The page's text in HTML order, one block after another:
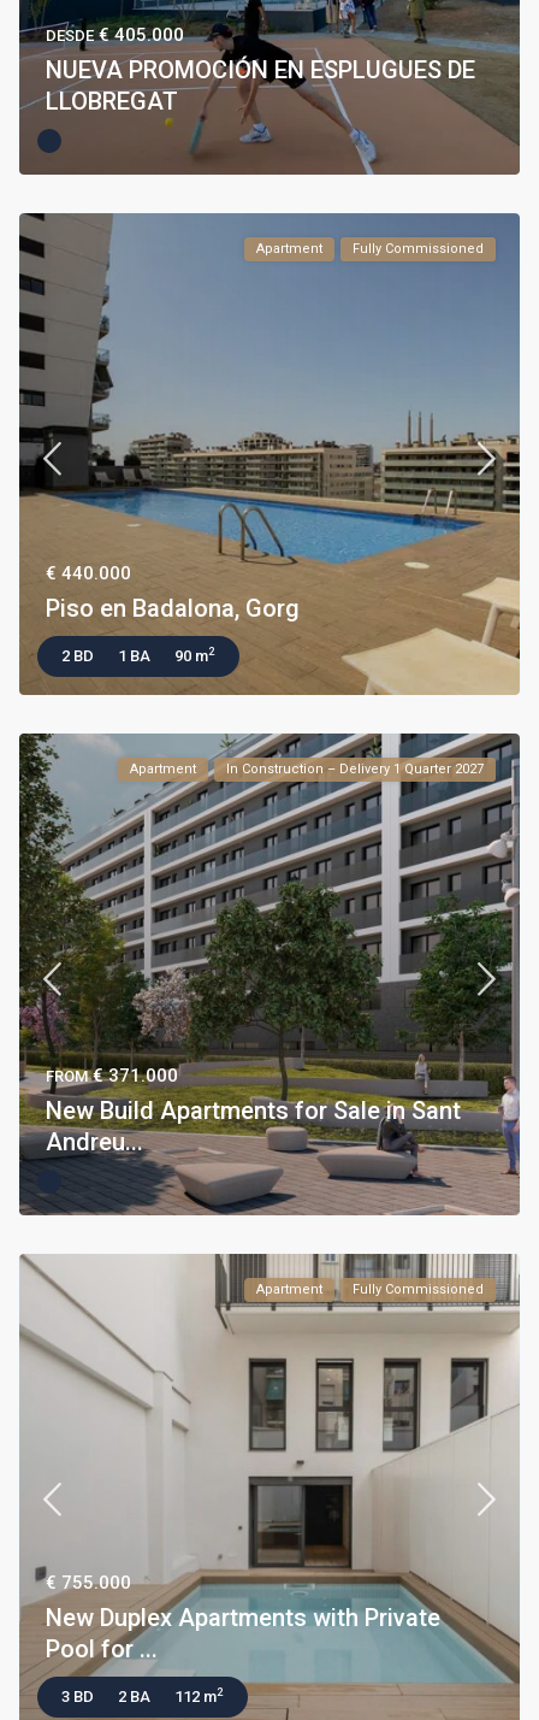
DESDE€ 405.000
NUEVA PROMOCIÓN EN ESPLUGUES DE
LLOBREGAT
Apartment Fully Commissioned
€ 440.000
Piso en Badalona, Gorg
2 BD 1 BA 90 m2
Apartment In Construction – Delivery 1 Quarter 2027
FROM€ 371.000
New Build Apartments for Sale in Sant
Andreu...
Apartment Fully Commissioned
€ 755.000
New Duplex Apartments with Private
Pool for ...
3 BD 2 BA 112 m2